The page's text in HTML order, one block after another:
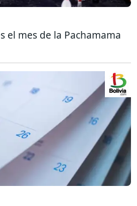
el mes de la Pachamama